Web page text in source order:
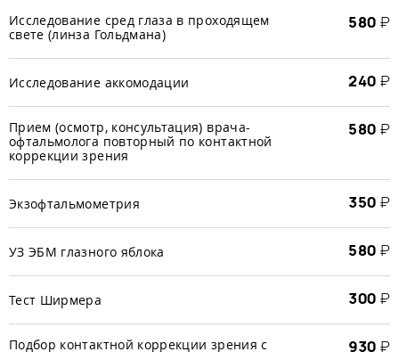
Исследование сред глаза в проходящем
свете (линза Гольдмана)
580 ₽
Исследование аккомодации 240 ₽
Прием (осмотр, консультация) врача-
офтальмолога повторный по контактной
коррекции зрения
580 ₽
Экзофтальмометрия 350 ₽
УЗ ЭБМ глазного яблока 580 ₽
Тест Ширмера 300 ₽
Подбор контактной коррекции зрения с
930 ₽